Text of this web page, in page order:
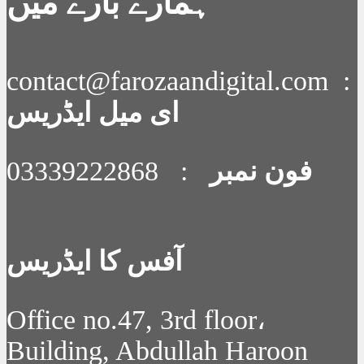
contact@farozaandigital.com :
ای میل ایڈریس
فون نمبر : 03339222868
آفس کا ایڈریس
Office no.47, 3rd floor،
Building, Abdullah Haroon